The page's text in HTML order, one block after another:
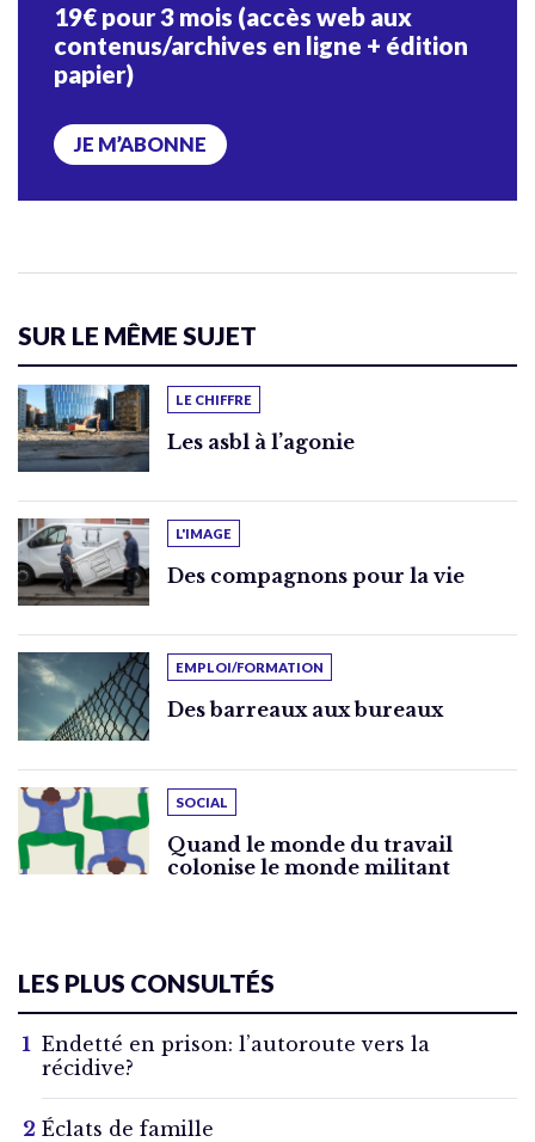
19€ pour 3 mois (accès web aux
contenus/archives en ligne + édition
papier)
JE M’ABONNE
SUR LE MÊME SUJET
LE CHIFFRE
Les asbl à l’agonie
L'IMAGE
Des compagnons pour la vie
EMPLOI/FORMATION
Des barreaux aux bureaux
SOCIAL
Quand le monde du travail
colonise le monde militant
LES PLUS CONSULTÉS
Endetté en prison: l’autoroute vers la
récidive?
Éclats de famille